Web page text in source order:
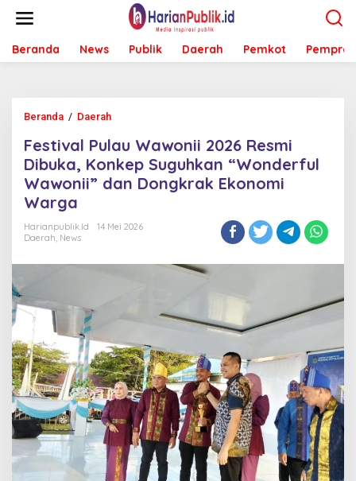
t
Beranda News Publik Daerah Pemkot Pemprov
Beranda / Daerah
s
t
i
v
P
o
n
i
i
2
0
2
6
R
e
Festival Pulau Wawonii 2026 Resmi
Dibuka, Konkep Suguhkan “Wonderful
Wawonii” dan Dongkrak Ekonomi
Warga
Harianpublik.id
14 Mei 2026
Daerah, News